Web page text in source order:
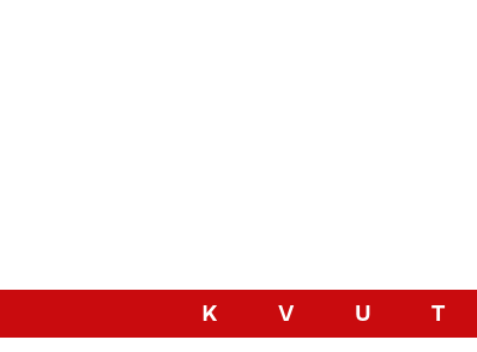
K V U T